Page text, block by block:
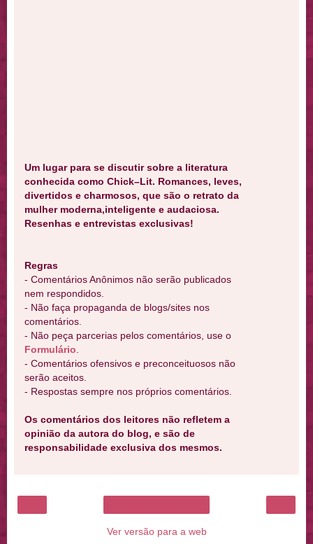
Um lugar para se discutir sobre a literatura
conhecida como Chick–Lit. Romances, leves,
divertidos e charmosos, que são o retrato da
mulher moderna,inteligente e audaciosa.
Resenhas e entrevistas exclusivas!
Regras
- Comentários Anônimos não serão publicados
nem respondidos.
- Não faça propaganda de blogs/sites nos
comentários.
- Não peça parcerias pelos comentários, use o
Formulário
- Comentários ofensivos e preconceituosos não
serão aceitos.
- Respostas sempre nos próprios comentários.
Os comentários dos leitores não refletem a
opinião da autora do blog, e são de
responsabilidade exclusiva dos mesmos.
Ver versão para a web